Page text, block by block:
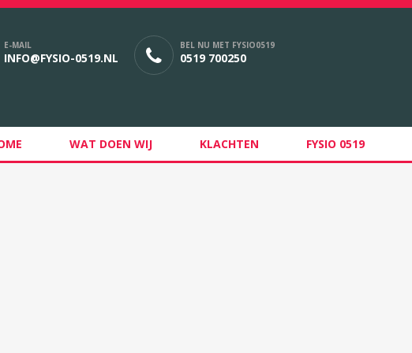
E-MAIL
INFO@FYSIO-0519.NL
BEL NU MET FYSIO0519
0519 700250
WAT DOEN WIJ KLACHTEN FYSIO 0519